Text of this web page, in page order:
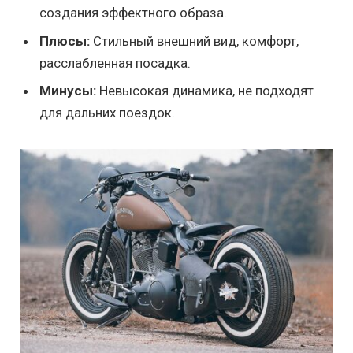
создания эффектного образа.
Плюсы: Стильный внешний вид, комфорт,
расслабленная посадка.
Минусы: Невысокая динамика, не подходят
для дальних поездок.